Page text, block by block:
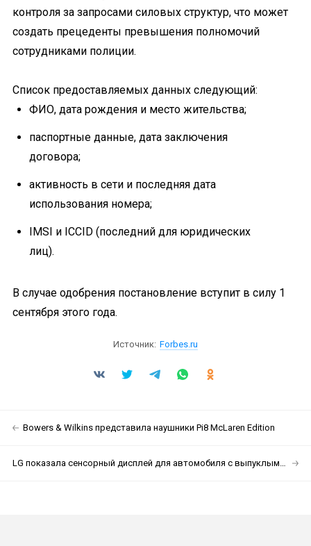
контроля за запросами силовых структур, что может
создать прецеденты превышения полномочий
сотрудниками полиции.
Список предоставляемых данных следующий:
ФИО, дата рождения и место жительства;
паспортные данные, дата заключения
договора;
активность в сети и последняя дата
использования номера;
IMSI и ICCID (последний для юридических
лиц).
В случае одобрения постановление вступит в силу 1
сентября этого года.
Источник: Forbes.ru
Bowers & Wilkins представила наушники Pi8 McLaren Edition
LG показала сенсорный дисплей для автомобиля с выпуклыми кнопками